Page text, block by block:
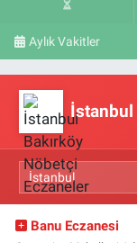
Aylık Vakitler
İstanbul
Banu Eczanesi